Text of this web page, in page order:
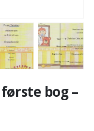
bog –